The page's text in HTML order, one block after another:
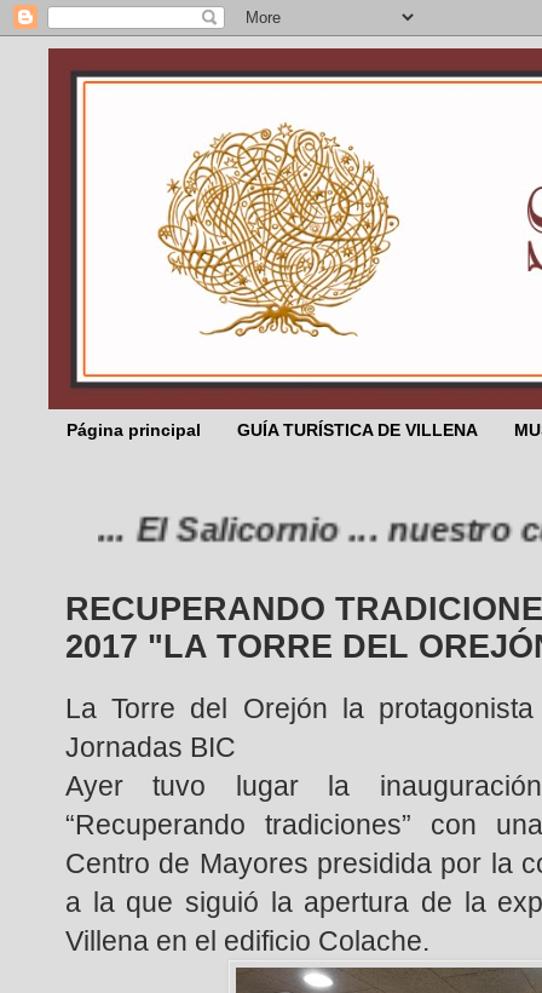
Página principal GUÍA TURÍSTICA DE VILLENA
El Salicornio ... nuestro
RECUPERANDO
2017 "LA TORRE DEL
La Torre del Orejón la
Jornadas BIC
Ayer tuvo lugar la
“Recuperando tradiciones” con
Centro de Mayores presidida por la
a la que siguió la apertura de la
Villena en el edificio Colache.